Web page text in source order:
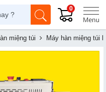
0
miệng túi Máy hàn miệng túi